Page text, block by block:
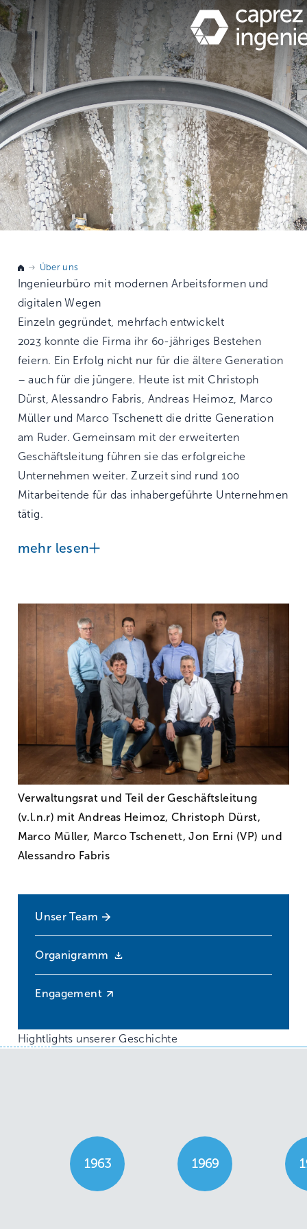
Über uns
Ingenieurbüro mit modernen Arbeitsformen und
digitalen Wegen
Einzeln gegründet, mehrfach entwickelt
2023 konnte die Firma ihr 60-jähriges Bestehen
feiern. Ein Erfolg nicht nur für die ältere Generation
– auch für die jüngere. Heute ist mit Christoph
Dürst, Alessandro Fabris, Andreas Heimoz, Marco
Müller und Marco Tschenett die dritte Generation
am Ruder. Gemeinsam mit der erweiterten
Geschäftsleitung führen sie das erfolgreiche
Unternehmen weiter. Zurzeit sind rund 100
Mitarbeitende für das inhabergeführte Unternehmen
tätig.
mehr lesen
Verwaltungsrat und Teil der Geschäftsleitung
(v.l.n.r) mit Andreas Heimoz, Christoph Dürst,
Marco Müller, Marco Tschenett, Jon Erni (VP) und
Alessandro Fabris
Unser Team
Organigramm
Engagement
Hightlights unserer Geschichte
1963 1969